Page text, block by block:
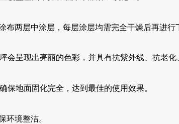
两层中涂层，每层涂层均需完全干燥后再进行
会呈现出亮丽的色彩，并具有抗紫外线、抗老化
保地面固化完全，达到最佳的使用效果。
环境整洁。